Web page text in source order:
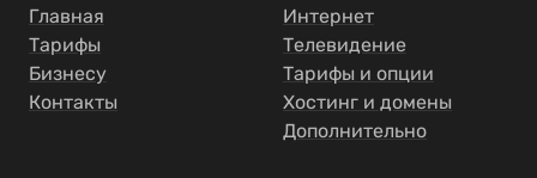
Главная
Тарифы
Бизнесу
Контакты
Интернет
Телевидение
Тарифы и опции
Хостинг и домены
Дополнительно